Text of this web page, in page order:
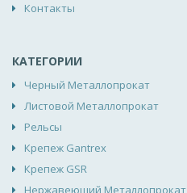
Контакты
КАТЕГОРИИ
Черный Металлопрокат
Листовой Металлопрокат
Рельсы
Крепеж Gantrex
Крепеж GSR
Нержавеющий Металлопрокат